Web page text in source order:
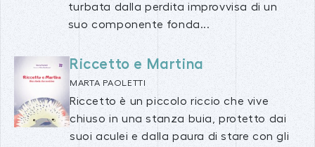
turbata dalla perdita improvvisa di un
suo componente fonda...
Riccetto e Martina
MARTA PAOLETTI
Riccetto è un piccolo riccio che vive
chiuso in una stanza buia, protetto dai
suoi aculei e dalla paura di stare con gli